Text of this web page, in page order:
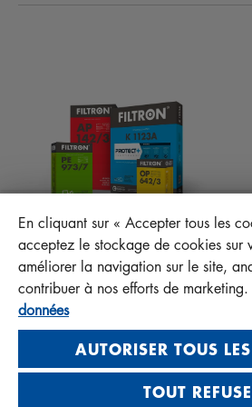
PROTECT+
FAQ
MANN+HUMMEL FT Poland
Sp. z o. o. Sp. k.
ul. Wrocławska 145, 63-800
Privacy Statement
Imprint
Visit us on social media
En cliquant sur « Accepter tous les
acceptez le stockage de cookies sur
améliorer la navigation sur le site,
contribuer à nos efforts de marketing.
données
AUTORISER TOUS
TOUT